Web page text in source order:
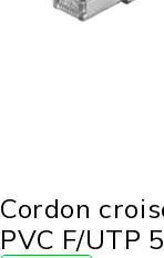
Cordon
PVC F/UTP